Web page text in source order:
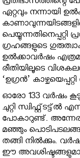
പ്രതിഭാസത്തിന്റെ
ഏറ്റവും നന്നായി
ഗ്രഹങ്ങളുടെ
ഉല്‍ക്കാവര്‍ഷം
രീതിയിലൂടെ
‘ഉഗ്രന്‍’
ഓരോ 133 വര്‍ഷം
ചുറ്റി സ്വിഫ്റ്റ്ടട്ട്ല്‍
പോകാറുണ്ട്.
മഞ്ഞും
തങ്ങി നില്‍ക്കും.
ഈ